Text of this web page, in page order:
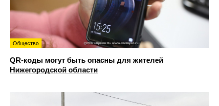
Общество
QR-коды могут быть опасны для жителей
Нижегородской области